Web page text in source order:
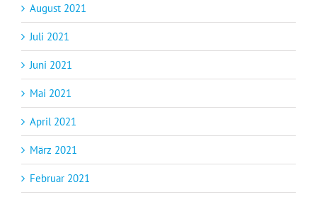
August 2021
Juli 2021
Juni 2021
Mai 2021
April 2021
März 2021
Februar 2021